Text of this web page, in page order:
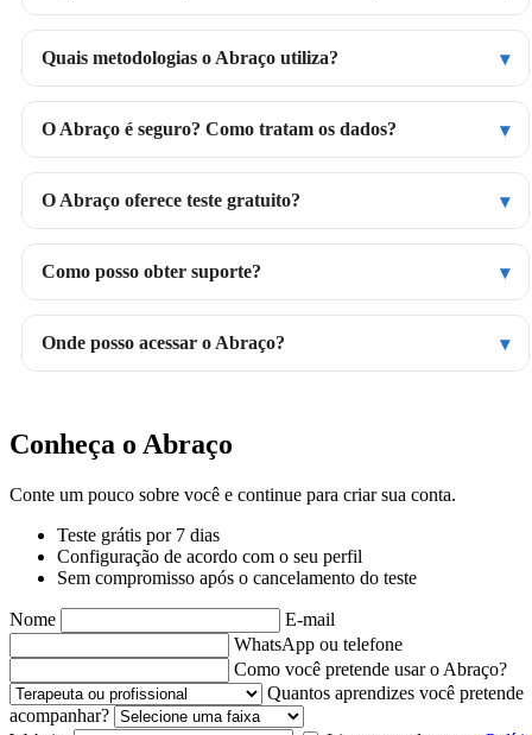
Quais metodologias o Abraço utiliza?
O Abraço é seguro? Como tratam os dados?
O Abraço oferece teste gratuito?
Como posso obter suporte?
Onde posso acessar o Abraço?
Conheça o Abraço
Conte um pouco sobre você e continue para criar sua conta.
Teste grátis por 7 dias
Configuração de acordo com o seu perfil
Sem compromisso após o cancelamento do teste
Nome
E-mail
WhatsApp ou telefone
Como você pretende usar o Abraço?
Quantos aprendizes você pretende
acompanhar?